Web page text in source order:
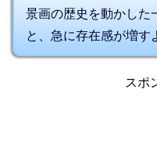
景画の歴史を動かした
と、急に存在感が増す
スポ